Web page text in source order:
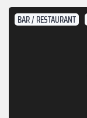
BAR / RESTAURANT